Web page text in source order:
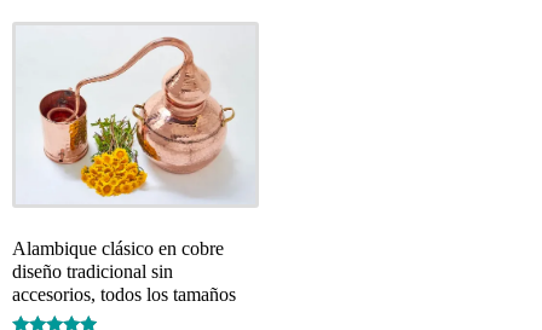
Alambique clásico en cobre
diseño tradicional sin
accesorios, todos los tamaños